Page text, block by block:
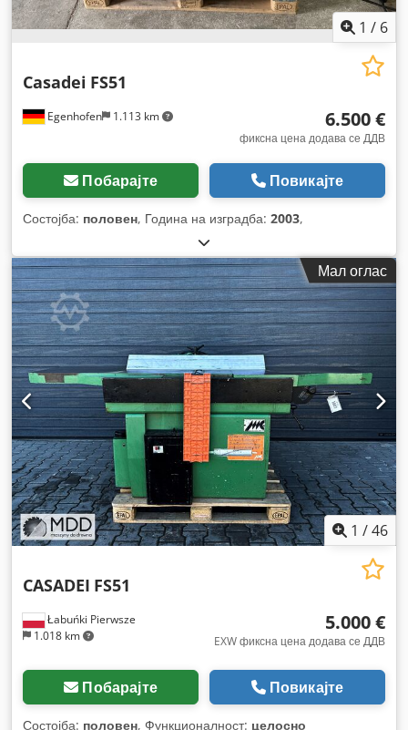
1 / 6
Egenhofen 1.113 km
Casadei FS51
6.500 €
фиксна цена додава се ДДВ
Побарајте Повикајте
Состојба: половен, Година на изградба: 2003,
Мал оглас
1 /46
Łabuńki Pierwsze
1.018 km
CASADEI FS51
5.000 €
EXW фиксна цена додава се ДДВ
Побарајте Повикајте
Состојба: половен, Функционалност: целосно